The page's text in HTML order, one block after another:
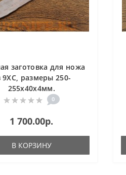
заготовка для ножа
9ХС, размеры 250-
255х40х4мм.
0
1 700.00р.
В КОРЗИНУ